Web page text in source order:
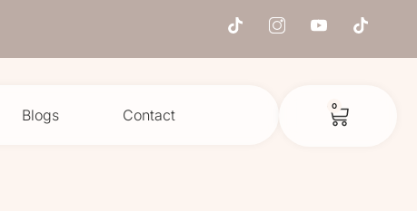
Blogs Contact
0